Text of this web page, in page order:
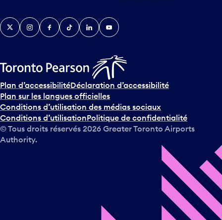
TwitterInstagramFacebook
TikTokLinkedInYouTube
Plan d’accessibilitéDéclaration d’accessibilité
Plan sur les langues officielles
Conditions d’utilisation des médias sociaux
Conditions d’utilisationPolitique de confidentialité
© Tous droits réservés 2026 Greater Toronto Airports
Authority.